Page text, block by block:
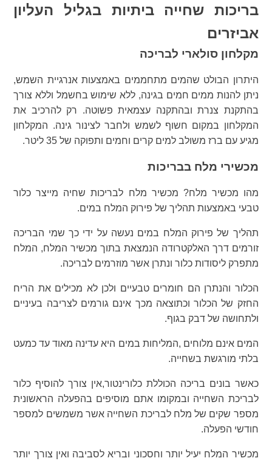
בריכות שחייה ביתיות בגליל העליון
אביזרים
מקלחון סולארי לבריכה
היתרון הבולט שהמים מתחממים באמצעות אנרגיית השמש,
ניתן להנות ממים חמים בגינה, ללא שימוש בחשמל וללא צורך
בהתקנת צנרת ובהתקנה עצמאית פשוטה. רק להרכיב את
המקלחון במקום חשוף לשמש ולחבר לצינור גינה. המקלחון
מגיע עם ברז משולב למים קרים וחמים ותפוקה של 35 ליטר.
מכשירי מלח בבריכות
מהו מכשיר מלח? מכשיר מלח לבריכות שחיה מייצר כלור
טבעי באמצעות תהליך של פירוק המלח במים.
תהליך של פירוק המלח במים נעשה על ידי כך שמי הבריכה
זורמים דרך האלקטרודה הנמצאת בתוך מכשיר המלח, המלח
מתפרק ליסודות כלור ונתרן אשר מוזרמים לבריכה.
הכלור והנתרן הם חומרים טבעיים ולכן לא מכילים את הריח
החזק של הכלור וכתוצאה מכך אינם גורמים לצריבה בעיניים
ולתחושה של דבק בגוף.
המים אינם מלוחים ,המליחות במים היא עדינה מאוד עד כמעט
בלתי מורגשת בשחייה.
כאשר בונים בריכה הכוללת כלורינטור,אין צורך להוסיף כלור
לבריכת השחייה ובמקומו אתם מוסיפים בהפעלה הראשונית
מספר שקים של מלח לבריכת השחייה אשר משמשים למספר
חודשי הפעלה.
מכשיר המלח יעיל יותר וחסכוני ובריא לסביבה ואין צורך יותר